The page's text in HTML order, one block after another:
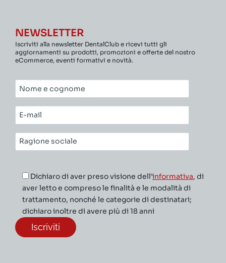
NEWSLETTER
Iscriviti alla newsletter DentalClub e ricevi tutti gli
aggiornamenti su prodotti, promozioni e offerte del nostro
eCommerce, eventi formativi e novità.
Nome
e
cognome*
E-
mail*
Ragione
sociale*
Dichiaro di aver preso visione dell’informativa, di
aver letto e compreso le finalità e le modalità di
trattamento, nonché le categorie di destinatari;
dichiaro inoltre di avere più di 18 anni